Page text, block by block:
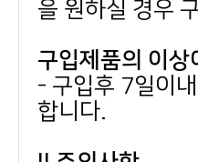
을 원하실 경우
구입제품의 이
합니다.